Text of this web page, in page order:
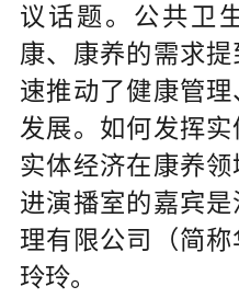
议话题。公共卫
康、康养的需求
速推动了健康管
发展。如何发挥
实体经济在康养
进演播室的嘉宾
理有限公司（简
玲玲。